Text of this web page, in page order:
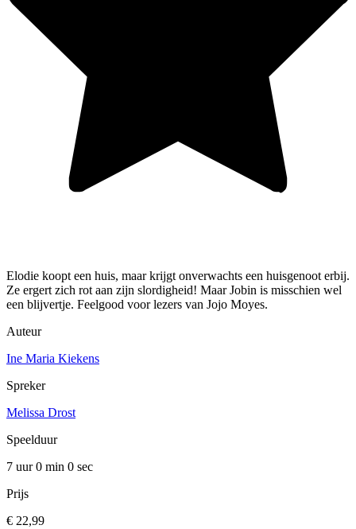
Elodie koopt een huis, maar krijgt onverwachts een huisgenoot erbij.
Ze ergert zich rot aan zijn slordigheid! Maar Jobin is misschien wel
een blijvertje. Feelgood voor lezers van Jojo Moyes.
Auteur
Ine Maria Kiekens
Spreker
Melissa Drost
Speelduur
7 uur 0 min 0 sec
Prijs
€ 22,99